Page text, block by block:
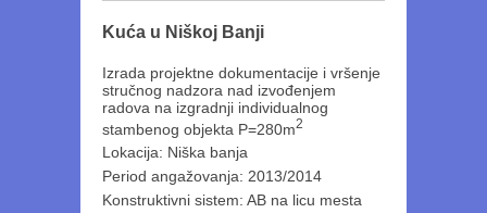
Kuća u Niškoj Banji
Izrada projektne dokumentacije i vršenje
stručnog nadzora nad izvođenjem
radova na izgradnji individualnog
stambenog objekta P=280m2
Lokacija: Niška banja
Period angažovanja: 2013/2014
Konstruktivni sistem: AB na licu mesta